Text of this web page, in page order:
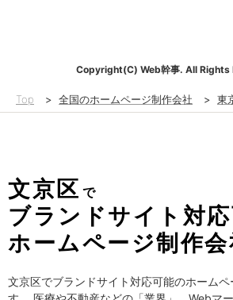
Copyright(C) Web幹事. All Rights
Top > 全国のホームページ制作会社 > 東
文京区 で
ブランドサイト対
ホームページ制作会
文京区でブランドサイト対応可能のホーム